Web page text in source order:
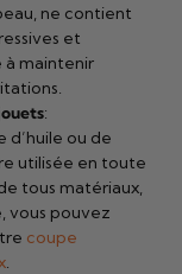
ne contient
et
à maintenir
:
d’huile ou de
utilisée en toute
tous matériaux,
vous pouvez
coupe
.